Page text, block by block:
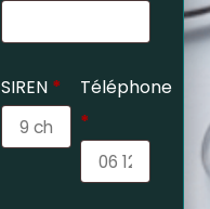
SIREN *
Téléphone
*